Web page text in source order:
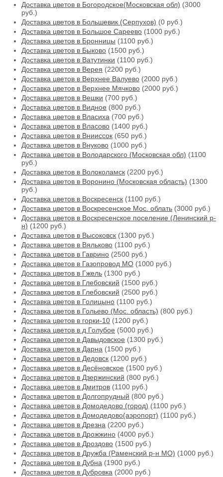
Доставка цветов в Богородское(Московская обл) (3000
руб.)
Доставка цветов в Большевик (Серпухов) (0 руб.)
Доставка цветов в Большое Сареево (1000 руб.)
Доставка цветов в Бронницы (1100 руб.)
Доставка цветов в Быково (1500 руб.)
Доставка цветов в Ватутинки (1100 руб.)
Доставка цветов в Верея (2200 руб.)
Доставка цветов в Верхнее Валуево (2000 руб.)
Доставка цветов в Верхнее Мячково (2000 руб.)
Доставка цветов в Вешки (700 руб.)
Доставка цветов в Видное (800 руб.)
Доставка цветов в Власиха (700 руб.)
Доставка цветов в Власово (1400 руб.)
Доставка цветов в Внииссок (650 руб.)
Доставка цветов в Внуково (1000 руб.)
Доставка цветов в Володарского (Московская обл) (1100
руб.)
Доставка цветов в Волоколамск (2200 руб.)
Доставка цветов в Воронино (Московская область) (1300
руб.)
Доставка цветов в Воскресенск (1100 руб.)
Доставка цветов в Воскресенское Мос. облать (3000 руб.)
Доставка цветов в Воскресенское поселение (Ленинский р-
н) (1200 руб.)
Доставка цветов в Высоковск (1300 руб.)
Доставка цветов в Вяльково (1100 руб.)
Доставка цветов в Гаврино (2500 руб.)
Доставка цветов в Газопровод МО (1000 руб.)
Доставка цветов в Гжель (1300 руб.)
Доставка цветов в Глебовский (1500 руб.)
Доставка цветов в Глебовский (2500 руб.)
Доставка цветов в Голицыно (1100 руб.)
Доставка цветов в Гольево (Мос. область) (800 руб.)
Доставка цветов в горки-10 (1200 руб.)
Доставка цветов в д Голубое (5000 руб.)
Доставка цветов в Давыдовское (1300 руб.)
Доставка цветов в Дарна (1500 руб.)
Доставка цветов в Дедовск (1200 руб.)
Доставка цветов в Десёновское (1500 руб.)
Доставка цветов в Дзержинский (800 руб.)
Доставка цветов в Дмитров (1100 руб.)
Доставка цветов в Долгопрудный (800 руб.)
Доставка цветов в Домодедово (город) (1100 руб.)
Доставка цветов в Домодедово(аэропорт) (1100 руб.)
Доставка цветов в Дрезна (2200 руб.)
Доставка цветов в Дрожжино (4000 руб.)
Доставка цветов в Дроздово (1500 руб.)
Доставка цветов в Дружба (Раменский р-н МО) (1000 руб.)
Доставка цветов в Дубна (1900 руб.)
Доставка цветов в Дубровка (2000 руб.)